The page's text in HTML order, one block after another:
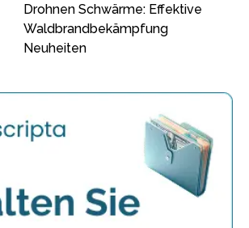
Drohnen Schwärme: Effektive
Waldbrandbekämpfung
Neuheiten